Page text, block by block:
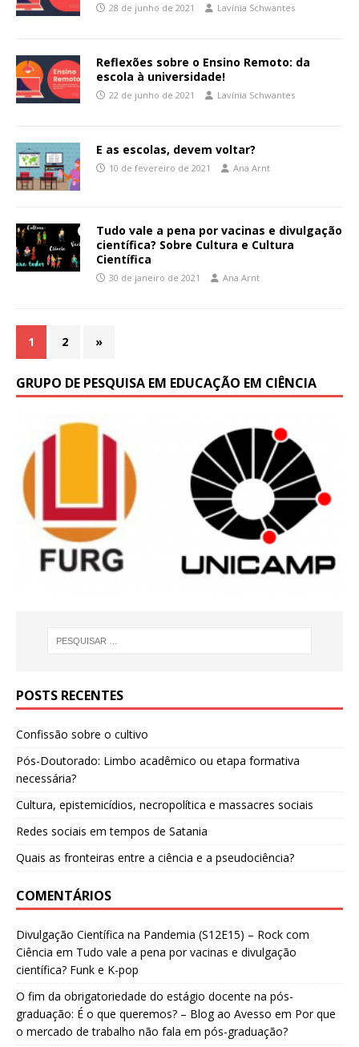
28 de junho de 2021 Lavínia Schwantes
Reflexões sobre o Ensino Remoto: da
escola à universidade!
22 de junho de 2021 Lavínia Schwantes
E as escolas, devem voltar?
10 de fevereiro de 2021 Ana Arnt
Tudo vale a pena por vacinas e divulgação
científica? Sobre Cultura e Cultura
Científica
30 de janeiro de 2021 Ana Arnt
1 2 »
GRUPO DE PESQUISA EM EDUCAÇÃO EM CIÊNCIA
POSTS RECENTES
Confissão sobre o cultivo
Pós-Doutorado: Limbo acadêmico ou etapa formativa
necessária?
Cultura, epistemicídios, necropolítica e massacres sociais
Redes sociais em tempos de Satania
Quais as fronteiras entre a ciência e a pseudociência?
COMENTÁRIOS
Divulgação Científica na Pandemia (S12E15) – Rock com
Ciência em Tudo vale a pena por vacinas e divulgação
científica? Funk e K-pop
O fim da obrigatoriedade do estágio docente na pós-
graduação: É o que queremos? – Blog ao Avesso em Por que
o mercado de trabalho não fala em pós-graduação?